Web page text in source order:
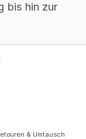
bis hin zur
& Umtausch